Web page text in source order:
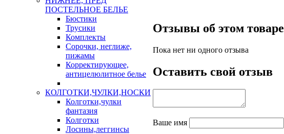
ПОСТЕЛЬНОЕ БЕЛЬЕ
Бюстики
Трусики
Комплекты
Сорочки, неглиже,
пижамы
Корректирующее,
антицелюлитное белье
КОЛГОТКИ,ЧУЛКИ,НОСКИ
Колготки,чулки
фантазия
Колготки
Лосины,леггинсы
Отзывы об этом товаре
Пока нет ни одного отзыва
Оставить свой отзыв
Ваше имя